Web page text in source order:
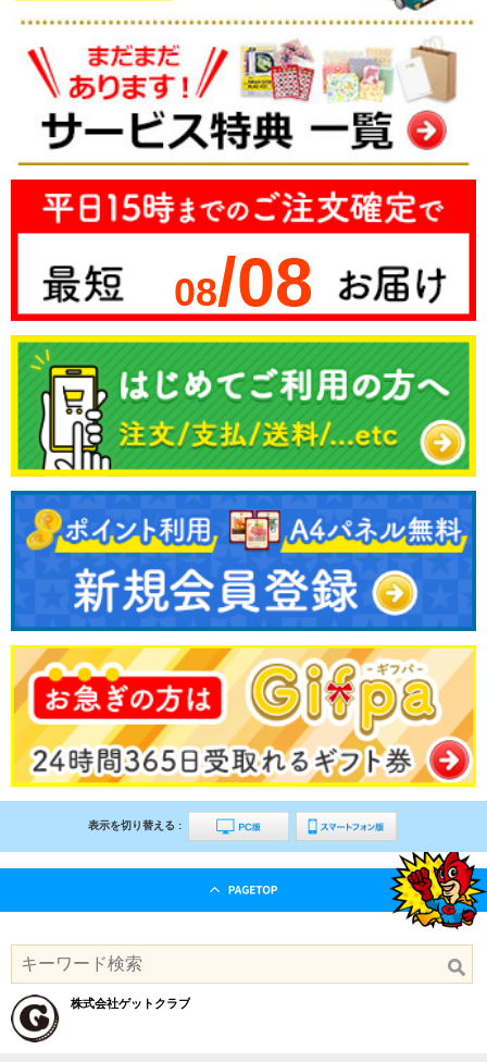
08/08
表示を切り替える :
株式会社ゲットクラブ